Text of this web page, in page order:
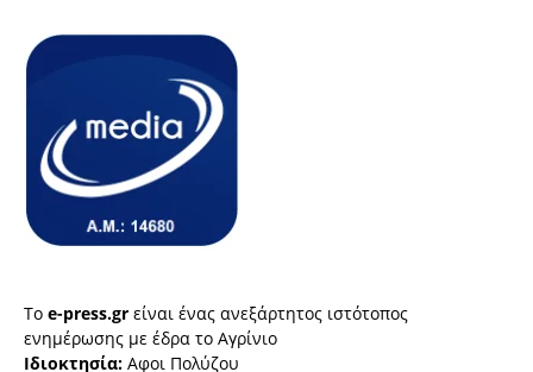
Το e-press.gr είναι ένας ανεξάρτητος ιστότοπος
ενημέρωσης με έδρα το Αγρίνιο
Ιδιοκτησία: Αφοι Πολύζου